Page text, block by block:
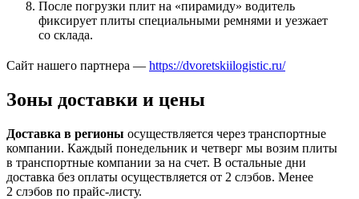
После погрузки плит на «пирамиду» водитель
фиксирует плиты специальными ремнями и уезжает
со склада.
Сайт нашего партнера — https://dvoretskiilogistic.ru/
Зоны доставки и цены
Доставка в регионы осуществляется через транспортные
компании. Каждый понедельник и четверг мы возим плиты
в транспортные компании за на счет. В остальные дни
доставка без оплаты осуществляется от 2 слэбов. Менее
2 слэбов по прайс-листу.